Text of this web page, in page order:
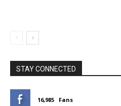
STAY CONNECTED
16,985 Fans